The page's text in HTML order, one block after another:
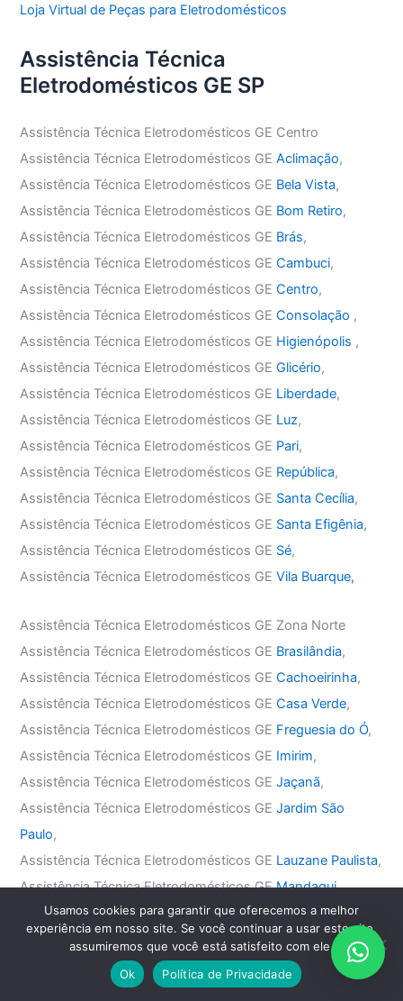
Loja Virtual de Peças para Eletrodomésticos
Assistência Técnica
Eletrodomésticos GE SP
Assistência Técnica Eletrodomésticos GE Centro
Assistência Técnica Eletrodomésticos GEAclimação,
Assistência Técnica Eletrodomésticos GE Bela Vista,
Assistência Técnica Eletrodomésticos GE Bom Retiro,
Assistência Técnica Eletrodomésticos GE Brás,
Assistência Técnica Eletrodomésticos GECambuci,
Assistência Técnica Eletrodomésticos GECentro,
Assistência Técnica Eletrodomésticos GEConsolação ,
Assistência Técnica Eletrodomésticos GE Higienópolis ,
Assistência Técnica Eletrodomésticos GEGlicério,
Assistência Técnica Eletrodomésticos GE Liberdade,
Assistência Técnica Eletrodomésticos GE Luz,
Assistência Técnica Eletrodomésticos GE Pari,
Assistência Técnica Eletrodomésticos GE República,
Assistência Técnica Eletrodomésticos GE Santa Cecília,
Assistência Técnica Eletrodomésticos GE Santa Efigênia,
Assistência Técnica Eletrodomésticos GE Sé,
Assistência Técnica Eletrodomésticos GEVila Buarque,
Assistência Técnica Eletrodomésticos GE Zona Norte
Assistência Técnica Eletrodomésticos GE Brasilândia,
Assistência Técnica Eletrodomésticos GECachoeirinha,
Assistência Técnica Eletrodomésticos GECasa Verde,
Assistência Técnica Eletrodomésticos GE Freguesia do Ó,
Assistência Técnica Eletrodomésticos GE Imirim,
Assistência Técnica Eletrodomésticos GEJaçanã,
Assistência Técnica Eletrodomésticos GEJardim São
Paulo,
Assistência Técnica Eletrodomésticos GE Lauzane Paulista,
Assistência Técnica Eletrodomésticos GEMandaqui,
Assistência Técnica Eletrodomésticos GESantana,
Assistência Técnica Eletrodomésticos GE
Tremembé
Assistência Técnica Eletrodomésticos GETucuruvi
Assistência Técnica Eletrodomésticos GEVila Guilherme
Usamos cookies para garantir que oferecemos a melhor
experiência em nosso site. Se você continuar a usar este site,
assumiremos que você está satisfeito com ele.
Ok
Política de Privacidade